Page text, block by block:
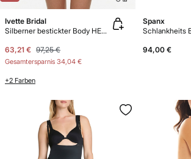
Ivette Bridal
Silberner bestickter Body HERITAGE
63,21 € 97,25 €
Gesamtersparnis 34,04 €
+2 Farben
Spanx
94,00 €